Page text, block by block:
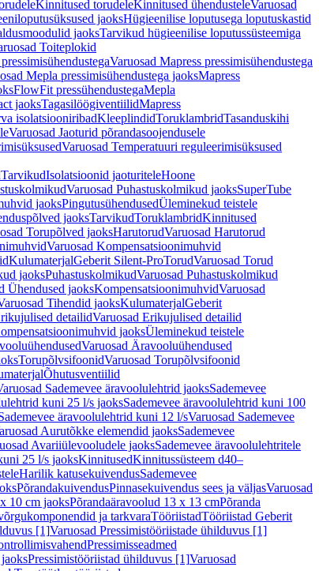
Kinnitused torudeleKinnitused ühendusteleVaruosad
jaoksHügieenilise loputusega loputuskastid
jaoksTarvikud hügieenilise loputussüsteemiga
Toiteplokid
Varuosad Mapress pressimisühendustega
Mepla pressimisühendustega jaoksMapress
FlowFit pressühendustegaMepla
jaoksTagasilöögiventiilidMapress
isolatsiooniribadKleeplindidToruklambridTasanduskihi
Varuosad Jaoturid põrandasoojendusele
Varuosad Temperatuuri reguleerimisüksused
TarvikudIsolatsioonid jaoturiteleHoone
Varuosad Puhastuskolmikud jaoksSuperTube
jaoksPingutusühendusedÜleminekud teistele
jaoksTarvikudToruklambridKinnitused
Torupõlved jaoksHarutorudVaruosad Harutorud
Varuosad Kompensatsioonimuhvid
KulumaterjalGeberit Silent-ProTorudVaruosad Torud
jaoksPuhastuskolmikudVaruosad Puhastuskolmikud
Ühendused jaoksKompensatsioonimuhvidVaruosad
Tihendid jaoksKulumaterjalGeberit
detailidVaruosad Erikujulised detailid
jaoksÜleminekud teistele
Varuosad Äravooluühendused
TorupõlvsifoonidVaruosad Torupõlvsifoonid
Õhutusventiilid
Sademevee äravoolulehtrid jaoksSademevee
kuni 25 l/s jaoksSademevee äravoolulehtrid kuni 100
äravoolulehtrid kuni 12 l/sVaruosad Sademevee
Aurutõkke elemendid jaoksSademevee
Avariiülevooludele jaoksSademevee äravoolulehtritele
25 l/s jaoksKinnitusedKinnitussüsteem d40–
Harilik katusekuivendusSademevee
PõrandakuivendusPinnasekuivendus sees ja väljasVaruosad
10 cm jaoksPõrandaäravoolud 13 x 13 cmPõranda
ja tarkvaraTööriistadTööriistad Geberit
[1]Varuosad Pressimistööriistade ühilduvus [1]
Pressimisseadmed
Pressimistööriistad ühilduvus [1]Varuosad